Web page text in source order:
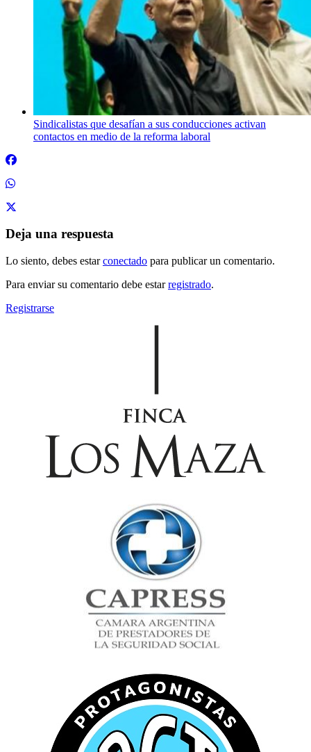
Sindicalistas que desafían a sus conducciones activan
contactos en medio de la reforma laboral
Deja una respuesta
Lo siento, debes estarconectado para publicar un comentario.
Para enviar su comentario debe estarregistrado.
Registrarse